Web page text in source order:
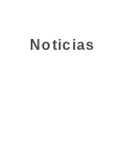
Noticias